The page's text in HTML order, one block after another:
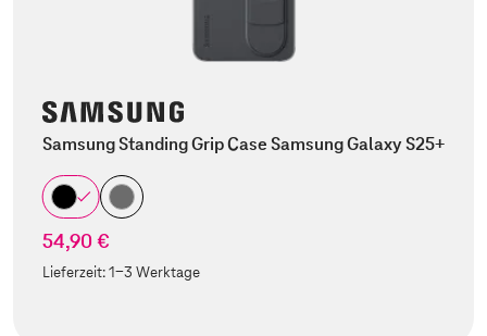
Samsung Standing Grip Case Samsung Galaxy S25+
54,90 €
Lieferzeit:1-3 Werktage